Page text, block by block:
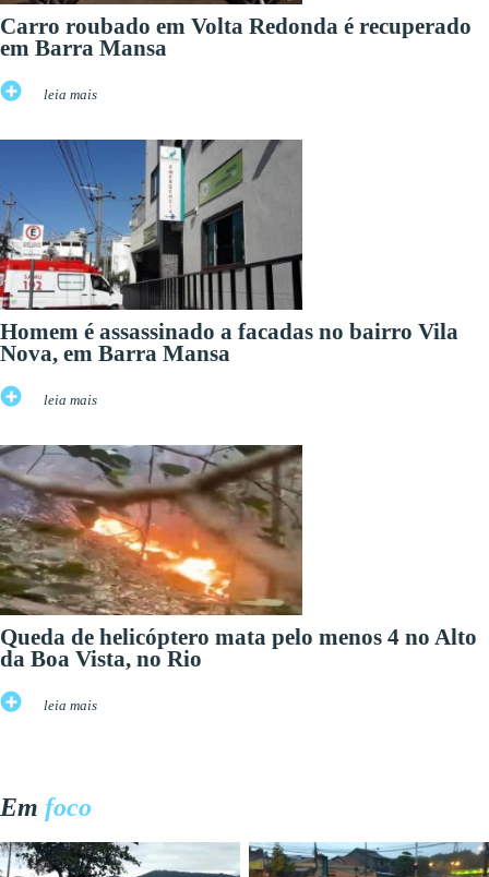
Carro roubado em Volta Redonda é recuperado
em Barra Mansa
leia mais
Homem é assassinado a facadas no bairro Vila
Nova, em Barra Mansa
leia mais
Queda de helicóptero mata pelo menos 4 no Alto
da Boa Vista, no Rio
leia mais
Em foco